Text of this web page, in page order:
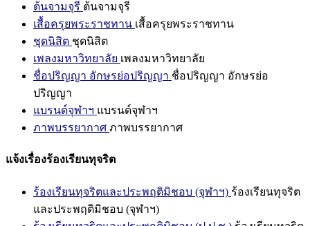
ต้นจามจุรี ต้นจามจุรี
เสื้อครุยพระราชทาน เสื้อครุยพระราชทาน
ชุดนิสิต ชุดนิสิต
เพลงมหาวิทยาลัย เพลงมหาวิทยาลัย
ชื่อปริญญา อักษรย่อปริญญา ชื่อปริญญา อักษรย่อ
ปริญญา
แบรนด์จุฬาฯ แบรนด์จุฬาฯ
ภาพบรรยากาศ ภาพบรรยากาศ
แจ้งเรื่องร้องเรียนทุจริต
ร้องเรียนทุจริตและประพฤติมิชอบ (จุฬาฯ) ร้องเรียนทุจริต
และประพฤติมิชอบ (จุฬาฯ)